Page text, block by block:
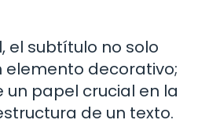
el subtítulo no solo
elemento decorativo;
papel crucial en la
de un texto.